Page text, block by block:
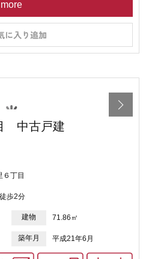
more
中古戸建
６丁目
歩2分
建物 71.86㎡
築年月 平成21年6月